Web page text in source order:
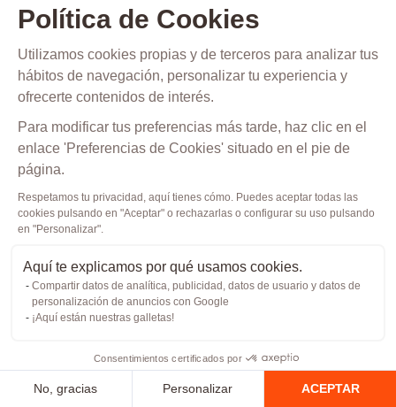
Política de Cookies
Utilizamos cookies propias y de terceros para analizar tus
hábitos de navegación, personalizar tu experiencia y
ofrecerte contenidos de interés.
Para modificar tus preferencias más tarde, haz clic en el
enlace 'Preferencias de Cookies' situado en el pie de
página.
Respetamos tu privacidad, aquí tienes cómo. Puedes aceptar todas las
cookies pulsando en "Aceptar" o rechazarlas o configurar su uso pulsando
en "Personalizar".
Aquí te explicamos por qué usamos cookies.
Compartir datos de analítica, publicidad, datos de usuario y datos de
personalización de anuncios con Google
¡Aquí están nuestras galletas!
Consentimientos certificados por
No, gracias Personalizar ACEPTAR
nombre,
apellidos,
DNI/NIE,
fecha
de
nacimiento,
país
y
contraseña
acceder
nuestros
Información